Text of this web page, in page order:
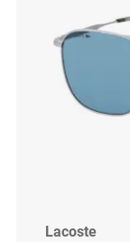
Lacoste